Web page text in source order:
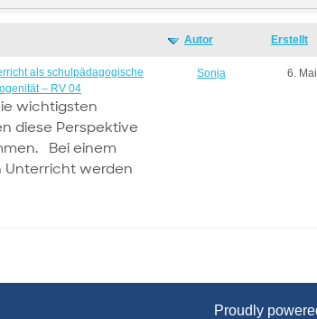
Autor Erstellt
als schulpädagogische
– RV 04
wichtigsten
diese Perspektive
Bei einem
Unterricht werden
Sonja 6.
Proudly